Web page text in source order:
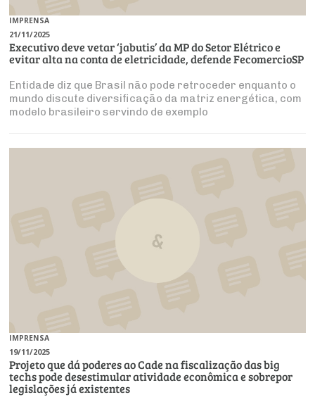
IMPRENSA
21/11/2025
Executivo deve vetar ‘jabutis’ da MP do Setor Elétrico e
evitar alta na conta de eletricidade, defende FecomercioSP
Entidade diz que Brasil não pode retroceder enquanto o
mundo discute diversificação da matriz energética, com
modelo brasileiro servindo de exemplo
IMPRENSA
19/11/2025
Projeto que dá poderes ao Cade na fiscalização das big
techs pode desestimular atividade econômica e sobrepor
legislações já existentes